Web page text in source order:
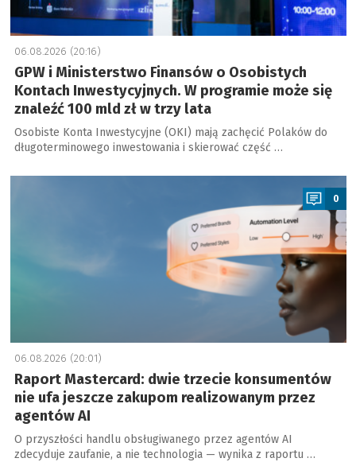
06.08.2026 (20:16)
GPW i Ministerstwo Finansów o Osobistych
Kontach Inwestycyjnych. W programie może się
znaleźć 100 mld zł w trzy lata
Osobiste Konta Inwestycyjne (OKI) mają zachęcić Polaków do
długoterminowego inwestowania i skierować część …
a
0
06.08.2026 (20:01)
Raport Mastercard: dwie trzecie konsumentów
nie ufa jeszcze zakupom realizowanym przez
agentów AI
O przyszłości handlu obsługiwanego przez agentów AI
zdecyduje zaufanie, a nie technologia — wynika z raportu …